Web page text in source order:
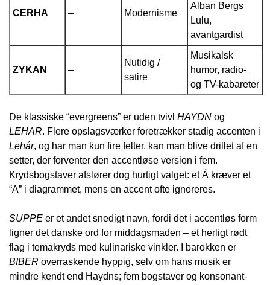
CERHA – Modernisme
Alban Bergs
Lulu,
avantgardist
ZYKAN –
Nutidig /
satire
Musikalsk
humor, radio-
og TV-kabareter
De klassiske “evergreens” er uden tvivl HAYDN og
LEHAR. Flere opslagsværker foretrækker stadig accenten i
Lehár, og har man kun fire felter, kan man blive drillet af en
setter, der forventer den accentløse version i fem.
Krydsbogstaver afslører dog hurtigt valget: et Á kræver et
“A” i diagrammet, mens en accent ofte ignoreres.
SUPPE er et andet snedigt navn, fordi det i accentløs form
ligner det danske ord for middagsmaden – et herligt rødt
flag i temakryds med kulinariske vinkler. I barokken er
BIBER overraskende hyppig, selv om hans musik er
mindre kendt end Haydns; fem bogstaver og konsonant-